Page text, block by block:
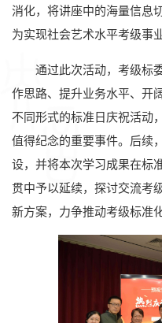
消化，将讲座中的海量信息
为实现社会艺术水平考级事
通过此次活动，考级标
作思路、提升业务水平、开
不同形式的标准日庆祝活动
值得纪念的重要事件。后续
设，并将本次学习成果在标
贯中予以延续，探讨交流考
新方案，力争推动考级标准